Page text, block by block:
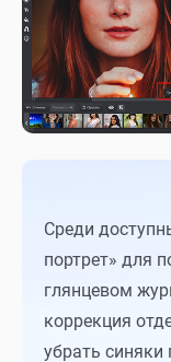
Среди
портрет» для
глянцевом
коррекция
убрать